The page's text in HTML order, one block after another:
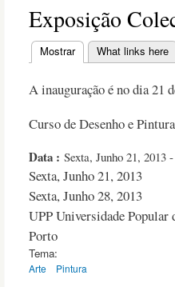
Exposição
Separadores
Mostrar(separador ativo)
What links here
A inauguração é no dia 21
Curso de Desenho e
Data : Sexta, Junho 21, 2013
Sexta, Junho 21, 2013
Sexta, Junho 28, 2013
UPP Universidade Popular
Porto
Tema:
Arte Pintura